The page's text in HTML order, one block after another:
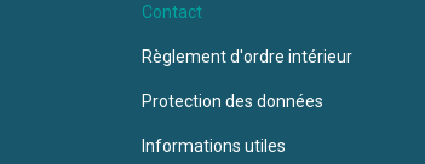
Contact
Règlement d'ordre intérieur
Protection des données
Informations utiles